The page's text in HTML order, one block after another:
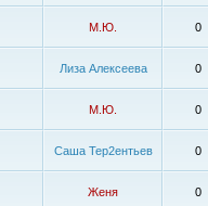
М.Ю. 0
Лиза Алексеева 0
М.Ю. 0
Саша Тер2ентьев 0
Женя 0